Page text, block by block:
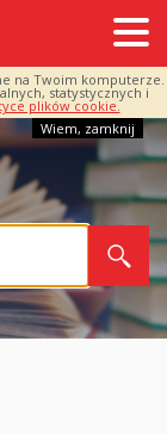
na Twoim komputerze.
statystycznych i
plików cookie.
Wiem, zamknij